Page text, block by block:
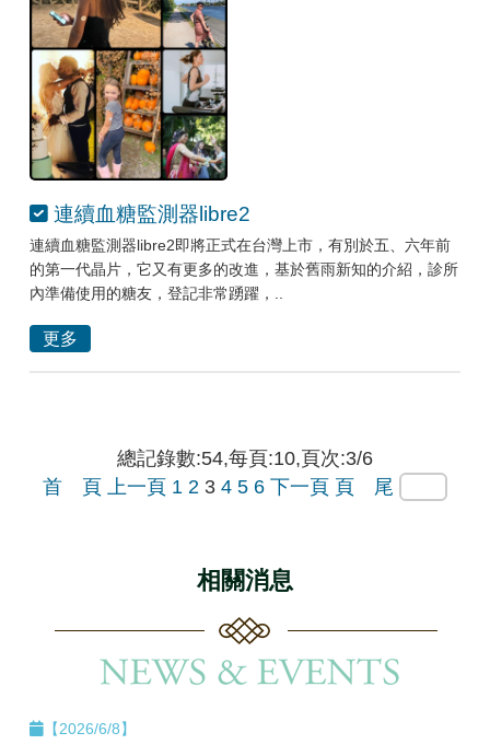
連續血糖監測器libre2
連續血糖監測器libre2即將正式在台灣上市，有別於五、六年前
的第一代晶片，它又有更多的改進，基於舊雨新知的介紹，診所
內準備使用的糖友，登記非常踴躍，..
更多
總記錄數:54,每頁:10,頁次:3/6
首 頁 上一頁 1 2 3 4 5 6 下一頁 頁 尾
相關消息
【2026/6/8】